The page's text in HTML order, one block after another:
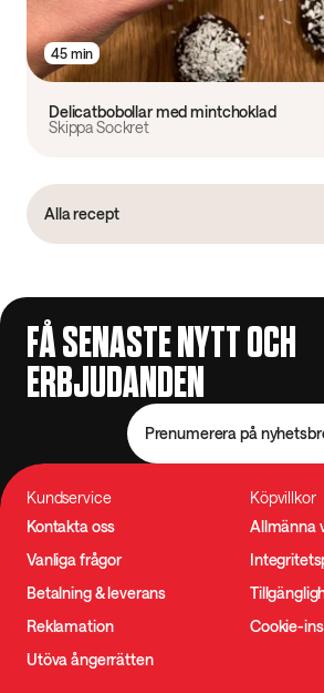
45 min
Delicatbobollar med mintchoklad
Skippa Sockret
Alla recept
FÅ SENASTE NYTT OCH
ERBJUDANDEN
Prenumerera på
Kundservice
Kontakta oss
Vanliga frågor
Betalning & leverans
Reklamation
Utöva ångerrätten
Köpvillkor
Allmänna
Cookie-